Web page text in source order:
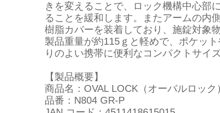
きを変えることで、ロック機構中心部
ることを緩和します。またアームの内
樹脂カバーを装着しており、施錠対象
製品重量が約115ｇと軽めで、ポケッ
りのよい携帯に便利なコンパクトサイ
【製品概要】
商品名：OVAL LOCK（オーバルロック
品番：N804 GR-P